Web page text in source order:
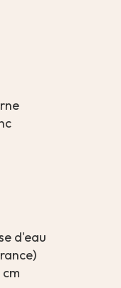
d'eau